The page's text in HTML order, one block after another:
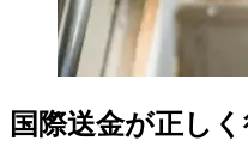
国際送金が正し